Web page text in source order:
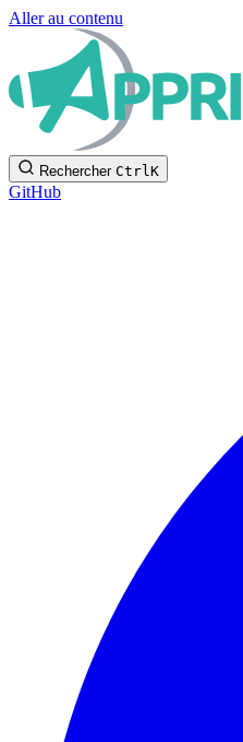
Aller au contenu
Rechercher CtrlK
GitHub